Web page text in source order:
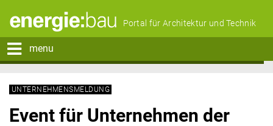
Portal für Architektur und Technik
menu
UNTERNEHMENSMELDUNG
Event für Unternehmen der